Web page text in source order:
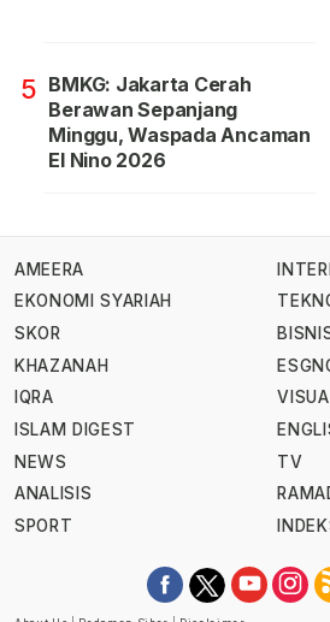
5 BMKG: Jakarta Cerah
Berawan Sepanjang
Minggu, Waspada Ancaman
El Nino 2026
AMEERA
EKONOMI SYARIAH
SKOR
KHAZANAH
IQRA
ISLAM DIGEST
NEWS
ANALISIS
SPORT
TV